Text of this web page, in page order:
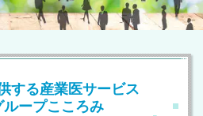
する産業医サービス
ループこころみ